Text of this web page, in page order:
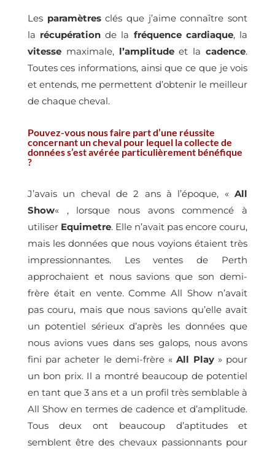
Les paramètresclés que j’aime connaître sont
la récupération de la fréquence cardiaque, la
vitessemaximale, l’amplitudeet lacadence.
Toutes ces informations, ainsi que ce que je vois
et entends, me permettent d’obtenir le meilleur
de chaque cheval.
Pouvez-vous nous faire part d’une réussite
concernant un cheval pour lequel la collecte de
données s’est avérée particulièrement bénéfique
?
J’avais un cheval de 2 ans à l’époque, «All
Show« , lorsque nous avons commencé à
utiliser Equimetre. Elle n’avait pas encore couru,
mais les données que nous voyions étaient très
impressionnantes. Les ventes de Perth
approchaient et nous savions que son demi-
frère était en vente. Comme All Show n’avait
pas couru, mais que nous savions qu’elle avait
un potentiel sérieux d’après les données que
nous avions vues dans ses galops, nous avons
fini par acheter le demi-frère «All Play» pour
un bon prix. Il a montré beaucoup de potentiel
en tant que 3 ans et a un profil très semblable à
All Show en termes de cadence et d’amplitude.
Tous deux ont beaucoup d’aptitudes et
semblent être des chevaux passionnants pour